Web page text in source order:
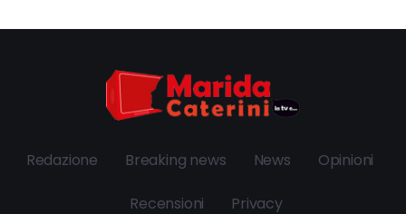
Redazione Breaking news News Opinioni
Recensioni Privacy